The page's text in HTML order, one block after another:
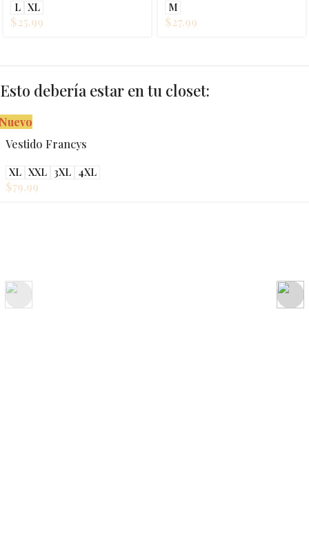
L XL
$25.99
M
$27.99
Esto debería estar en tu closet:
Vestido Francys
XL XXL 3XL 4XL
$79.99